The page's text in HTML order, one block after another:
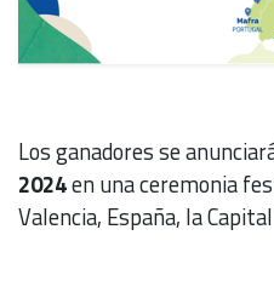
Los ganadores se
2024en una ceremonia
Valencia, España, la